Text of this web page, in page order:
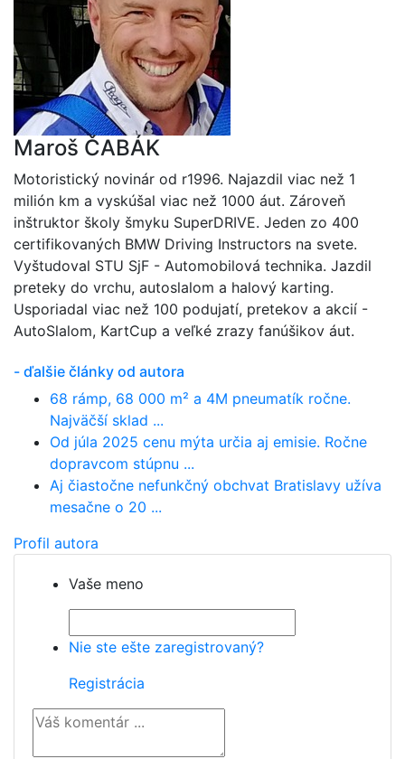
Maroš ČABÁK
Motoristický novinár od r1996. Najazdil viac než 1
milión km a vyskúšal viac než 1000 áut. Zároveň
inštruktor školy šmyku SuperDRIVE. Jeden zo 400
certifikovaných BMW Driving Instructors na svete.
Vyštudoval STU SjF - Automobilová technika. Jazdil
preteky do vrchu, autoslalom a halový karting.
Usporiadal viac než 100 podujatí, pretekov a akcií -
AutoSlalom, KartCup a veľké zrazy fanúšikov áut.
- ďalšie články od autora
68 rámp, 68 000 m² a 4M pneumatík ročne.
Najväčší sklad ...
Od júla 2025 cenu mýta určia aj emisie. Ročne
dopravcom stúpnu ...
Aj čiastočne nefunkčný obchvat Bratislavy užíva
mesačne o 20 ...
Profil autora
Vaše meno
Nie ste ešte zaregistrovaný?
Registrácia